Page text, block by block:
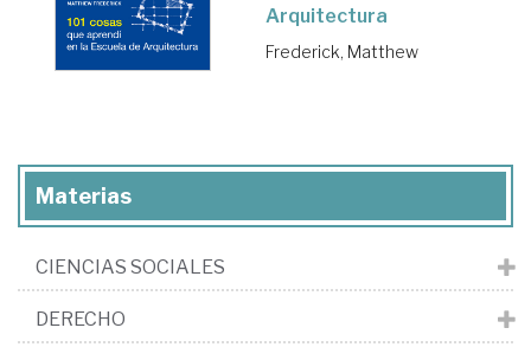
Arquitectura
Frederick, Matthew
Materias
CIENCIAS SOCIALES
DERECHO